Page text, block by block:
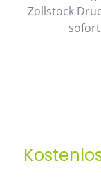
Zollstock